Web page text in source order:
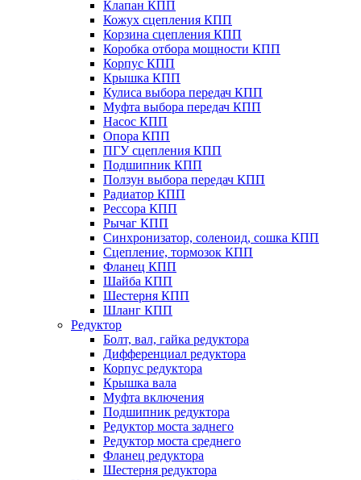
Клапан КПП
Кожух сцепления КПП
Корзина сцепления КПП
Коробка отбора мощности КПП
Корпус КПП
Крышка КПП
Кулиса выбора передач КПП
Муфта выбора передач КПП
Насос КПП
Опора КПП
ПГУ сцепления КПП
Подшипник КПП
Ползун выбора передач КПП
Радиатор КПП
Рессора КПП
Рычаг КПП
Синхронизатор, соленоид, сошка КПП
Сцепление, тормозок КПП
Фланец КПП
Шайба КПП
Шестерня КПП
Шланг КПП
Редуктор
Болт, вал, гайка редуктора
Дифференциал редуктора
Корпус редуктора
Крышка вала
Муфта включения
Подшипник редуктора
Редуктор моста заднего
Редуктор моста среднего
Фланец редуктора
Шестерня редуктора